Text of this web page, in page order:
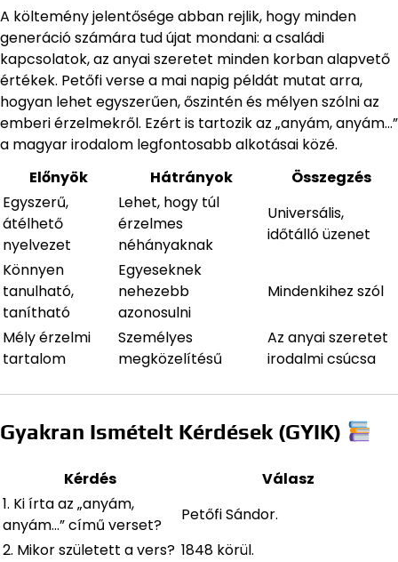
A költemény jelentősége abban rejlik, hogy minden
generáció számára tud újat mondani: a családi
kapcsolatok, az anyai szeretet minden korban alapvető
értékek. Petőfi verse a mai napig példát mutat arra,
hogyan lehet egyszerűen, őszintén és mélyen szólni az
emberi érzelmekről. Ezért is tartozik az „anyám, anyám…”
a magyar irodalom legfontosabb alkotásai közé.
Előnyök
Hátrányok
Összegzés
Egyszerű,
átélhető
nyelvezet
Lehet, hogy túl
érzelmes
néhányaknak
Universális,
időtálló üzenet
Könnyen
tanulható,
tanítható
Egyeseknek
nehezebb
azonosulni
Mindenkihez szól
Mély érzelmi
tartalom
Személyes
megközelítésű
Az anyai szeretet
irodalmi csúcsa
Gyakran Ismételt Kérdések (GYIK)
Kérdés
Válasz
1. Ki írta az „anyám,
anyám…” című verset?
Petőfi Sándor.
2. Mikor született a vers? 1848 körül.